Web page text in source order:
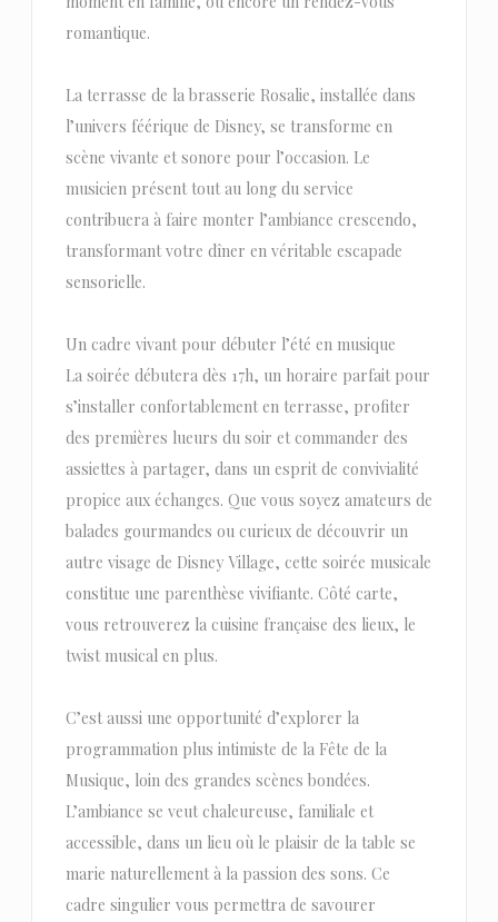
romantique.
La terrasse de la brasserie Rosalie, installée dans
l’univers féérique de Disney, se transforme en
scène vivante et sonore pour l’occasion. Le
musicien présent tout au long du service
contribuera à faire monter l’ambiance crescendo,
transformant votre dîner en véritable escapade
sensorielle.
Un cadre vivant pour débuter l’été en musique
La soirée débutera dès 17h, un horaire parfait pour
s’installer confortablement en terrasse, profiter
des premières lueurs du soir et commander des
assiettes à partager, dans un esprit de convivialité
propice aux échanges. Que vous soyez amateurs de
balades gourmandes ou curieux de découvrir un
autre visage de Disney Village, cette soirée musicale
constitue une parenthèse vivifiante. Côté carte,
vous retrouverez la cuisine française des lieux, le
twist musical en plus.
C’est aussi une opportunité d’explorer la
programmation plus intimiste de la Fête de la
Musique, loin des grandes scènes bondées.
L’ambiance se veut chaleureuse, familiale et
accessible, dans un lieu où le plaisir de la table se
marie naturellement à la passion des sons. Ce
cadre singulier vous permettra de savourer